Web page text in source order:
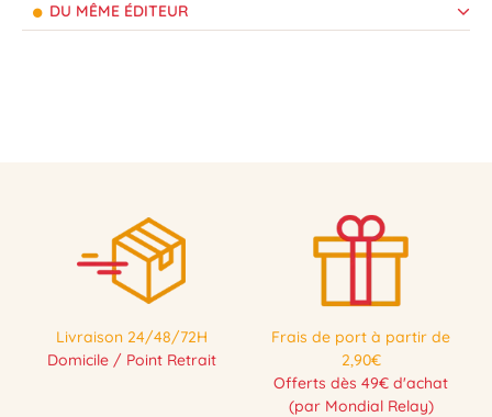
DU MÊME ÉDITEUR
Livraison 24/48/72H
Domicile / Point Retrait
Frais de port à partir de
2,90€
Offerts dès 49€ d'achat
(par Mondial Relay)